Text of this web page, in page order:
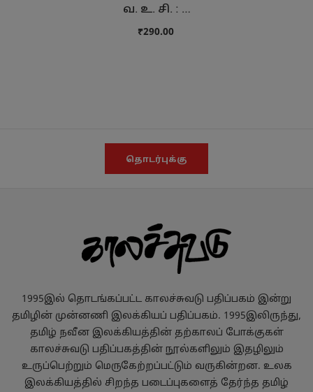
வ. உ. சி. : …
₹290.00
தொடர்புக்கு
1995இல் தொடங்கப்பட்ட காலச்சுவடு பதிப்பகம் இன்று
தமிழின் முன்னணி இலக்கியப் பதிப்பகம். 1995இலிருந்து,
தமிழ் நவீன இலக்கியத்தின் தற்காலப் போக்குகள்
காலச்சுவடு பதிப்பகத்தின் நூல்களிலும் இதழிலும்
உருப்பெற்றும் மெருகேற்றப்பட்டும் வருகின்றன. உலக
இலக்கியத்தில் சிறந்த படைப்புகளைத் தேர்ந்த தமிழ்